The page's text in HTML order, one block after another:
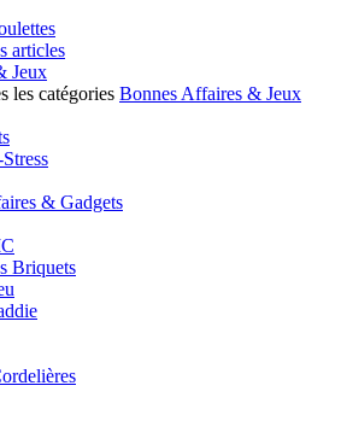
articles
Jeux
les catégories Bonnes Affaires & Jeux
& Gadgets
Briquets